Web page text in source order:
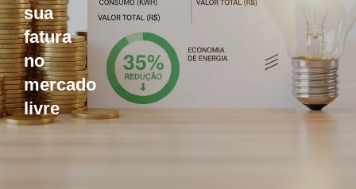
sua
fatura
no
mercado
livre